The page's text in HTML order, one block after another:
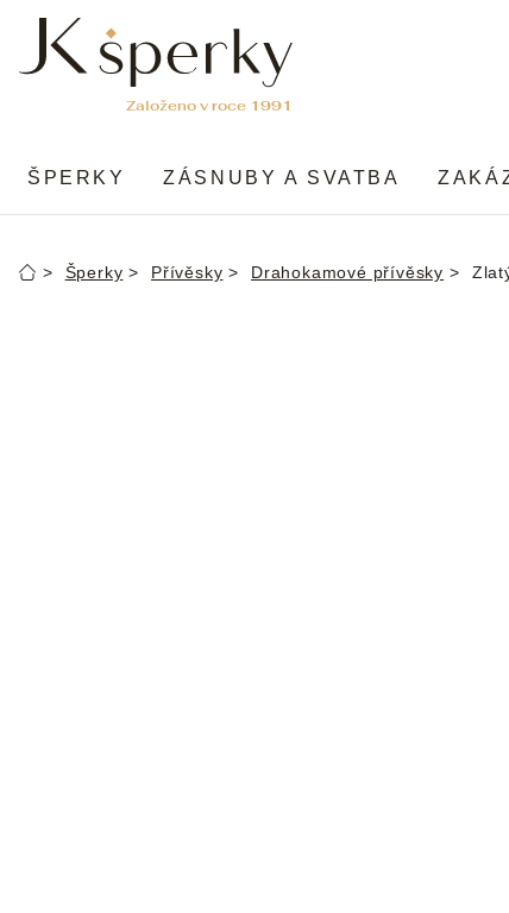
obsah
ŠPERKY ZÁSNUBY A SVATBA
DomůŠperky Přívěsky Drahokamové přívěsky